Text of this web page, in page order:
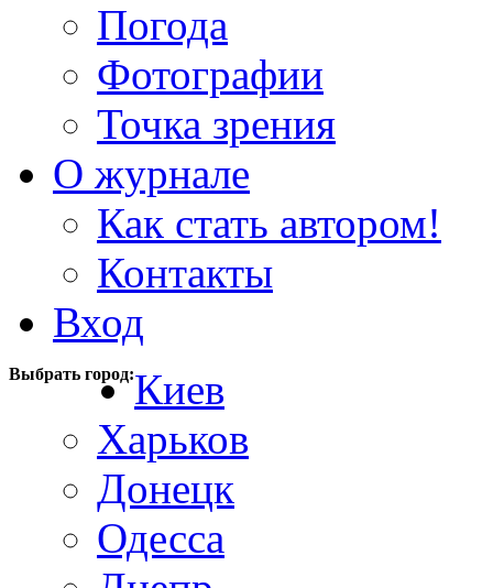
Погода
Фотографии
Точка зрения
О журнале
Как стать автором!
Контакты
Вход
Выбрать город:Киев
Харьков
Донецк
Одесса